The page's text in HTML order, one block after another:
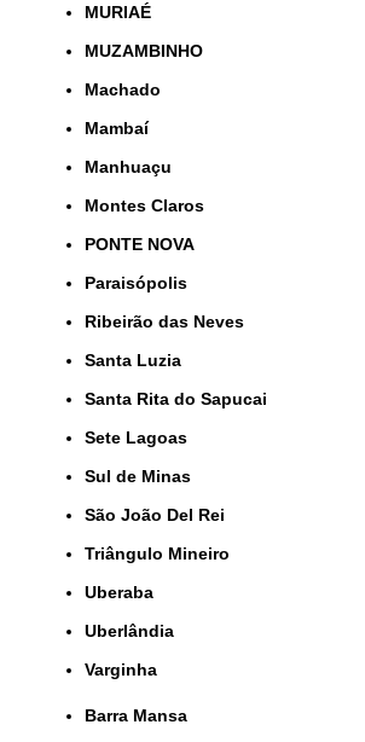
MURIAÉ
MUZAMBINHO
Machado
Mambaí
Manhuaçu
Montes Claros
PONTE NOVA
Paraisópolis
Ribeirão das Neves
Santa Luzia
Santa Rita do Sapucai
Sete Lagoas
Sul de Minas
São João Del Rei
Triângulo Mineiro
Uberaba
Uberlândia
Varginha
Barra Mansa